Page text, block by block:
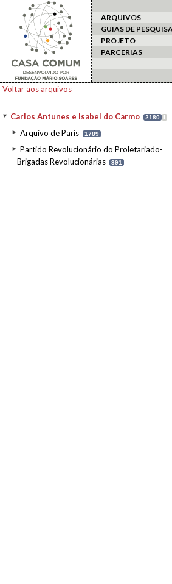
ARQUIVOS
GUIAS DE
PROJETO
PARCERIAS
Voltar aos arquivos
Carlos Antunes e Isabel do Carmo 2180 I
Arquivo de Paris 1789
Partido Revolucionário do Proletariado-
Brigadas Revolucionárias
391